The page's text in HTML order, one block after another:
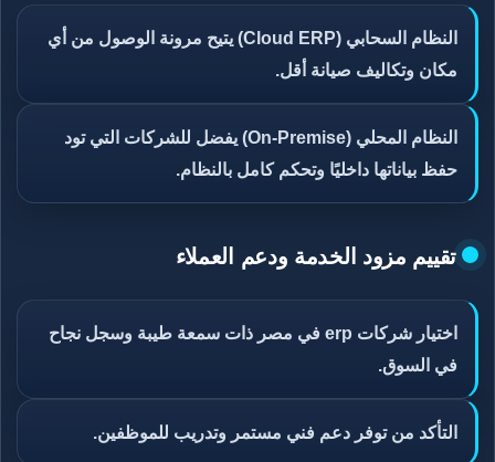
النظام السحابي (Cloud ERP) يتيح مرونة الوصول من أي
مكان وتكاليف صيانة أقل.
النظام المحلي (On-Premise) يفضل للشركات التي تود
حفظ بياناتها داخليًا وتحكم كامل بالنظام.
تقييم مزود الخدمة ودعم العملاء
اختيار شركات erp في مصر ذات سمعة طيبة وسجل نجاح
في السوق.
التأكد من توفر دعم فني مستمر وتدريب للموظفين.